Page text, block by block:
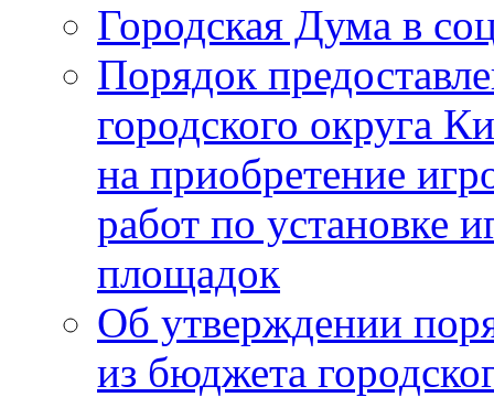
Городская Дума в
Порядок
городского округа
на приобретение
работ по установке
площадок
Об утверждении
из бюджета